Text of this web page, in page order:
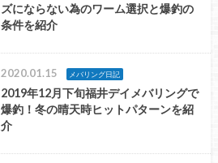
ズにならない為のワーム選択と爆釣の
条件を紹介
2020.01.15 メバリング日記
2019年12月下旬福井デイメバリングで
爆釣！冬の晴天時ヒットパターンを紹
介